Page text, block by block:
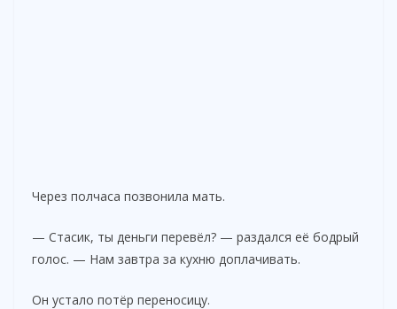
Через полчаса позвонила мать.
— Стасик, ты деньги перевёл? — раздался её бодрый
голос. — Нам завтра за кухню доплачивать.
Он устало потёр переносицу.